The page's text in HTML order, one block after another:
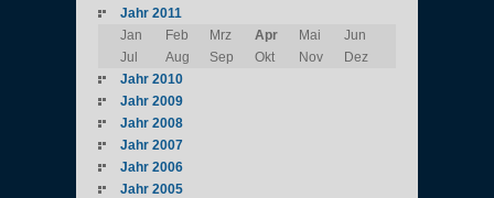
Jahr 2011
Jan
Feb Mrz Apr Mai
Jun
Jul
Aug Sep Okt Nov
Dez
Jahr 2010
Jahr 2009
Jahr 2008
Jahr 2007
Jahr 2006
Jahr 2005